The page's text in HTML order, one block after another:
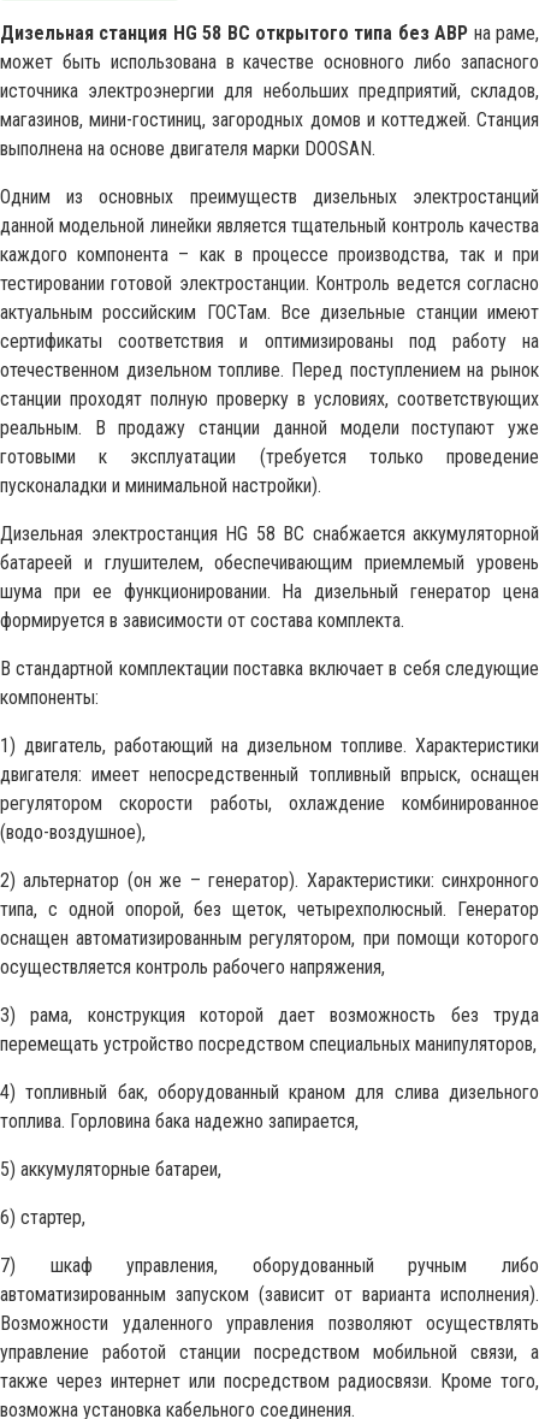
Дизельная станция HG 58 BC открытого типа без АВР на раме,
может быть использована в качестве основного либо запасного
источника электроэнергии для небольших предприятий, складов,
магазинов, мини-гостиниц, загородных домов и коттеджей. Станция
выполнена на основе двигателя марки DOOSAN.
Одним из основных преимуществ дизельных электростанций
данной модельной линейки является тщательный контроль качества
каждого компонента – как в процессе производства, так и при
тестировании готовой электростанции. Контроль ведется согласно
актуальным российским ГОСТам. Все дизельные станции имеют
сертификаты соответствия и оптимизированы под работу на
отечественном дизельном топливе. Перед поступлением на рынок
станции проходят полную проверку в условиях, соответствующих
реальным. В продажу станции данной модели поступают уже
готовыми к эксплуатации (требуется только проведение
пусконаладки и минимальной настройки).
Дизельная электростанция HG 58 BC снабжается аккумуляторной
батареей и глушителем, обеспечивающим приемлемый уровень
шума при ее функционировании. На дизельный генератор цена
формируется в зависимости от состава комплекта.
В стандартной комплектации поставка включает в себя следующие
компоненты:
1) двигатель, работающий на дизельном топливе. Характеристики
двигателя: имеет непосредственный топливный впрыск, оснащен
регулятором скорости работы, охлаждение комбинированное
(водо-воздушное),
2) альтернатор (он же – генератор). Характеристики: синхронного
типа, с одной опорой, без щеток, четырехполюсный. Генератор
оснащен автоматизированным регулятором, при помощи которого
осуществляется контроль рабочего напряжения,
3) рама, конструкция которой дает возможность без труда
перемещать устройство посредством специальных манипуляторов,
4) топливный бак, оборудованный краном для слива дизельного
топлива. Горловина бака надежно запирается,
5) аккумуляторные батареи,
6) стартер,
7) шкаф управления, оборудованный ручным либо
автоматизированным запуском (зависит от варианта исполнения).
Возможности удаленного управления позволяют осуществлять
управление работой станции посредством мобильной связи, а
также через интернет или посредством радиосвязи. Кроме того,
возможна установка кабельного соединения.